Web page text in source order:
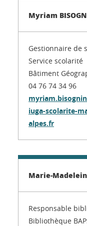
Myriam
Gestionnaire de
Service scolarité
Bâtiment
04 76 74 34 96
iuga-scolarite-
alpes.fr
Marie-
Responsable
Bibliothèque